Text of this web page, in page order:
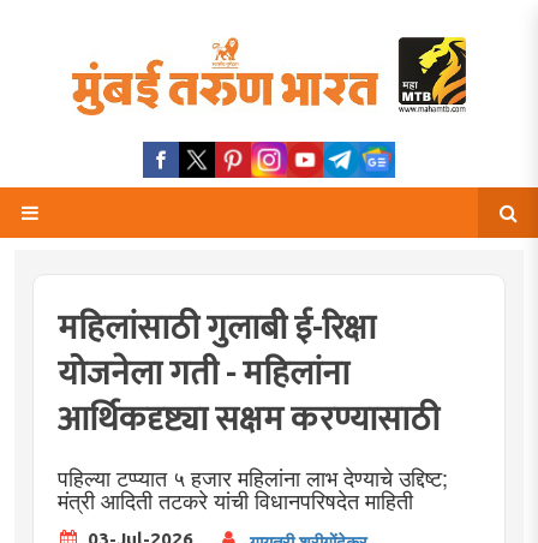
महिलांसाठी गुलाबी ई-रिक्षा
योजनेला गती - महिलांना
आर्थिकदृष्ट्या सक्षम करण्यासाठी
पहिल्या टप्प्यात ५ हजार महिलांना लाभ देण्याचे उद्दिष्ट;
मंत्री आदिती तटकरे यांची विधानपरिषदेत माहिती
03-Jul-2026